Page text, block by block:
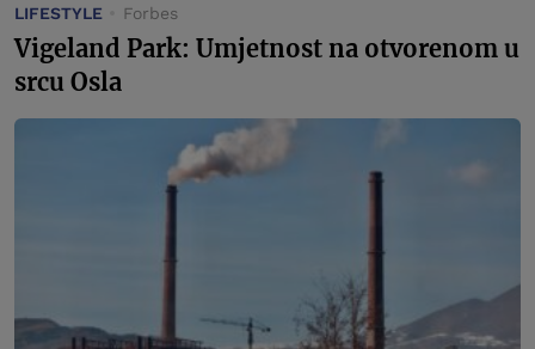
LIFESTYLE Forbes
Vigeland Park: Umjetnost na otvorenom u
srcu Osla